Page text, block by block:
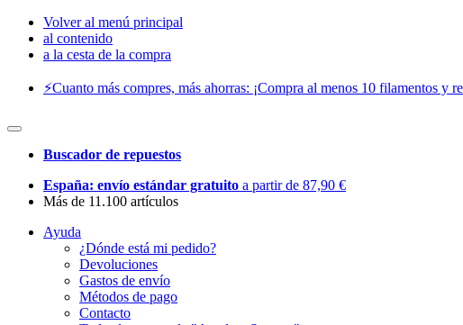
Volver al menú principal
al contenido
a la cesta de la compra
⚡️Cuanto más compres, más ahorras: ¡Compra al menos 10 filamentos y
Buscador de repuestos
España: envío estándar gratuito a partir de 87,90 €
Más de 11.100 artículos
Ayuda
¿Dónde está mi pedido?
Devoluciones
Gastos de envío
Métodos de pago
Contacto